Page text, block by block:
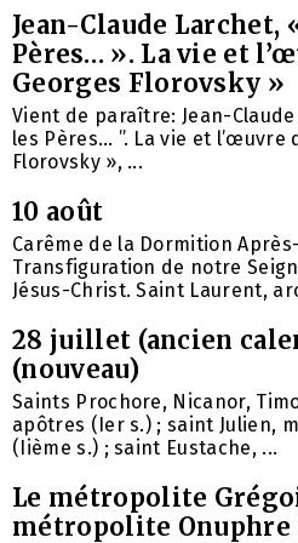
Jean-Claude Larchet,
Pères… ». La vie et
Georges Florovsky »
Vient de paraître: Jean-
les Pères… ”. La vie et l’œuvre
Florovsky », ...
10 août
Carême de la Dormition
Transfiguration de notre
Jésus-Christ. Saint Laurent,
28 juillet (ancien
(nouveau)
Saints Prochore, Nicanor,
apôtres (Ier s.) ; saint Julien,
(Iième s.) ; saint Eustache, ...
Le métropolite
métropolite Onuphre